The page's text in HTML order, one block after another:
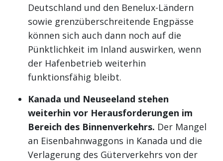
Deutschland und den Benelux-Ländern
sowie grenzüberschreitende Engpässe
können sich auch dann noch auf die
Pünktlichkeit im Inland auswirken, wenn
der Hafenbetrieb weiterhin
funktionsfähig bleibt.
Kanada und Neuseeland stehen
weiterhin vor Herausforderungen im
Bereich des Binnenverkehrs. Der Mangel
an Eisenbahnwaggons in Kanada und die
Verlagerung des Güterverkehrs von der